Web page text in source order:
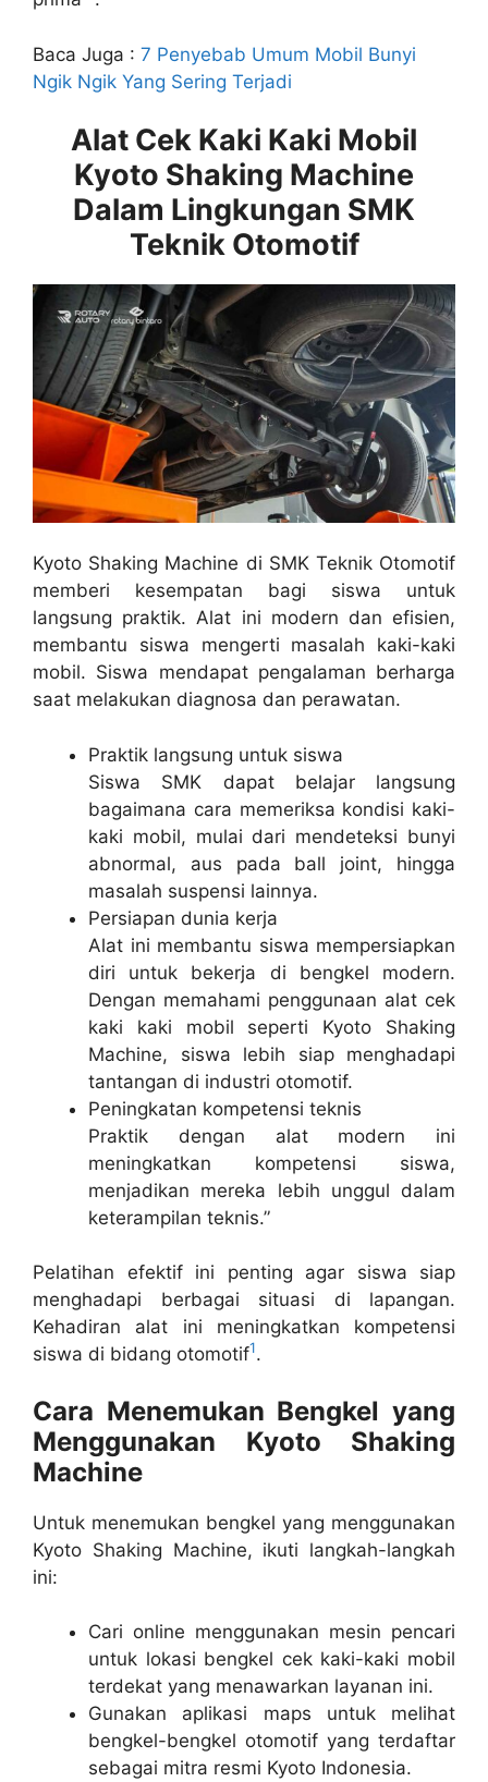
Baca Juga : 7 Penyebab Umum Mobil Bunyi
Ngik Ngik Yang Sering Terjadi
Alat Cek Kaki Kaki Mobil
Kyoto Shaking Machine
Dalam Lingkungan SMK
Teknik Otomotif
Kyoto Shaking Machine di SMK Teknik Otomotif
memberi kesempatan bagi siswa untuk
langsung praktik. Alat ini modern dan efisien,
membantu siswa mengerti masalah kaki-kaki
mobil. Siswa mendapat pengalaman berharga
saat melakukan diagnosa dan perawatan.
Praktik langsung untuk siswa
Siswa SMK dapat belajar langsung
bagaimana cara memeriksa kondisi kaki-
kaki mobil, mulai dari mendeteksi bunyi
abnormal, aus pada ball joint, hingga
masalah suspensi lainnya.
Persiapan dunia kerja
Alat ini membantu siswa mempersiapkan
diri untuk bekerja di bengkel modern.
Dengan memahami penggunaan alat cek
kaki kaki mobil seperti Kyoto Shaking
Machine, siswa lebih siap menghadapi
tantangan di industri otomotif.
Peningkatan kompetensi teknis
Praktik dengan alat modern ini
meningkatkan kompetensi siswa,
menjadikan mereka lebih unggul dalam
keterampilan teknis.”
Pelatihan efektif ini penting agar siswa siap
menghadapi berbagai situasi di lapangan.
Kehadiran alat ini meningkatkan kompetensi
siswa di bidang otomotif1.
Cara Menemukan Bengkel yang
Menggunakan Kyoto Shaking
Machine
Untuk menemukan bengkel yang menggunakan
Kyoto Shaking Machine, ikuti langkah-langkah
ini:
Cari online menggunakan mesin pencari
untuk lokasi bengkel cek kaki-kaki mobil
terdekat yang menawarkan layanan ini.
Gunakan aplikasi maps untuk melihat
bengkel-bengkel otomotif yang terdaftar
sebagai mitra resmi Kyoto Indonesia.